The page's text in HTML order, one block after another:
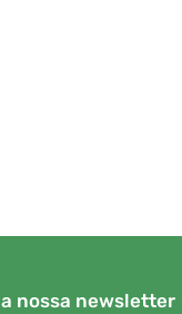
nossa newsletter